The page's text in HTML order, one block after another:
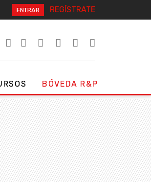
ENTRAR REGÍSTRATE
BÓVEDA R&P